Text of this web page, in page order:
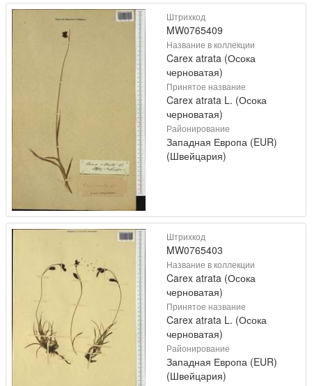
Штрихкод
MW0765409
Название в коллекции
Carex atrata (Осока
черноватая)
Принятое название
Carex atrata L. (Осока
черноватая)
Районирование
Западная Европа (EUR)
(Швейцария)
Штрихкод
MW0765403
Название в коллекции
Carex atrata (Осока
черноватая)
Принятое название
Carex atrata L. (Осока
черноватая)
Районирование
Западная Европа (EUR)
(Швейцария)